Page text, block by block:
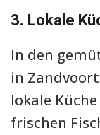
3. Lokale
In den
in
lokale
frischen